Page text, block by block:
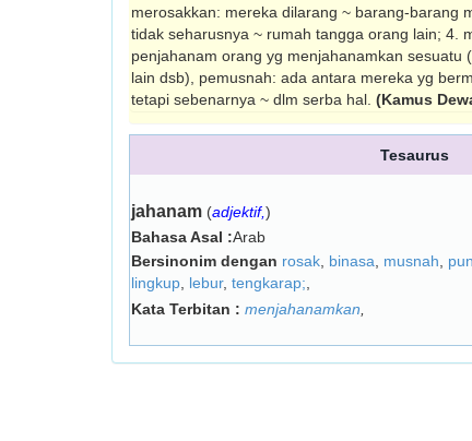
merosakkan: me­reka dilarang ~ barang-barang
tidak seharusnya ~ rumah tangga orang lain; 4.
penjahanam orang yg menjahanamkan se­suatu
lain dsb), pemusnah: ada antara mereka yg
tetapi sebenarnya ~ dlm serba hal. (Kamus
Tesaurus
jahanam (adjektif,)
Bahasa Asal :Arab
Bersinonim dengan rosak binasa musnah
lingkup lebur, tengkarap;
Kata Terbitan : menjahanamkan